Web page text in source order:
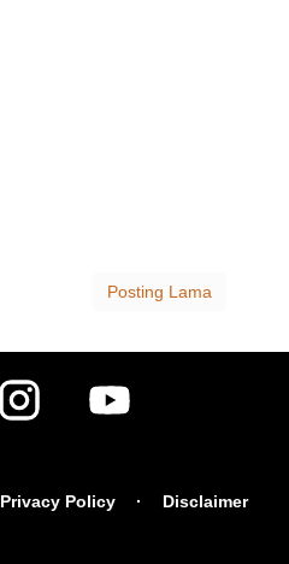
Posting Lama
Privacy Policy Disclaimer